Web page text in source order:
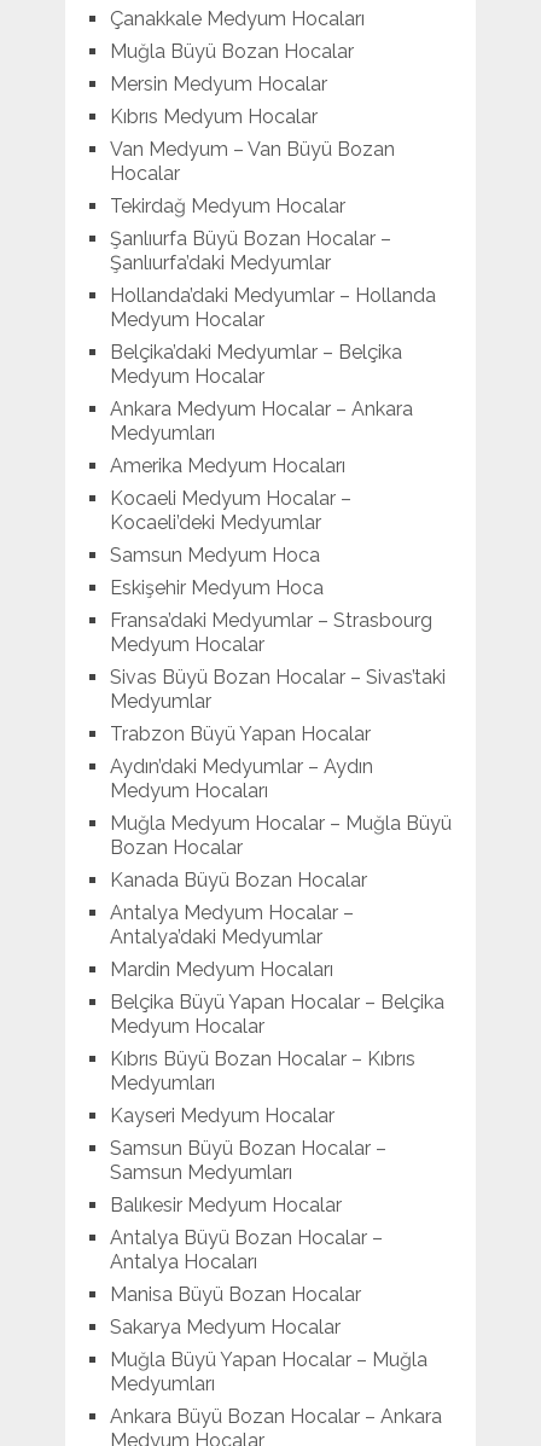
Çanakkale Medyum Hocaları
Muğla Büyü Bozan Hocalar
Mersin Medyum Hocalar
Kıbrıs Medyum Hocalar
Van Medyum – Van Büyü Bozan
Hocalar
Tekirdağ Medyum Hocalar
Şanlıurfa Büyü Bozan Hocalar –
Şanlıurfa’daki Medyumlar
Hollanda’daki Medyumlar – Hollanda
Medyum Hocalar
Belçika’daki Medyumlar – Belçika
Medyum Hocalar
Ankara Medyum Hocalar – Ankara
Medyumları
Amerika Medyum Hocaları
Kocaeli Medyum Hocalar –
Kocaeli’deki Medyumlar
Samsun Medyum Hoca
Eskişehir Medyum Hoca
Fransa’daki Medyumlar – Strasbourg
Medyum Hocalar
Sivas Büyü Bozan Hocalar – Sivas’taki
Medyumlar
Trabzon Büyü Yapan Hocalar
Aydın’daki Medyumlar – Aydın
Medyum Hocaları
Muğla Medyum Hocalar – Muğla Büyü
Bozan Hocalar
Kanada Büyü Bozan Hocalar
Antalya Medyum Hocalar –
Antalya’daki Medyumlar
Mardin Medyum Hocaları
Belçika Büyü Yapan Hocalar – Belçika
Medyum Hocalar
Kıbrıs Büyü Bozan Hocalar – Kıbrıs
Medyumları
Kayseri Medyum Hocalar
Samsun Büyü Bozan Hocalar –
Samsun Medyumları
Balıkesir Medyum Hocalar
Antalya Büyü Bozan Hocalar –
Antalya Hocaları
Manisa Büyü Bozan Hocalar
Sakarya Medyum Hocalar
Muğla Büyü Yapan Hocalar – Muğla
Medyumları
Ankara Büyü Bozan Hocalar – Ankara
Medyum Hocalar